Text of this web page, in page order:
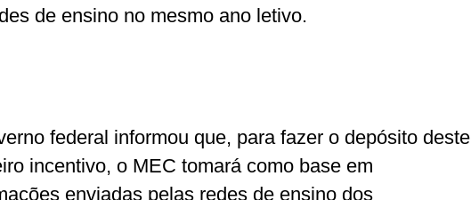
de ensino no mesmo ano letivo.
federal informou que, para fazer o depósito deste
incentivo, o MEC tomará como base em
enviadas pelas redes de ensino dos